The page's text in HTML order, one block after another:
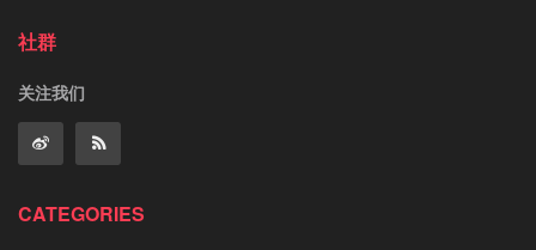
社群
关注我们
CATEGORIES